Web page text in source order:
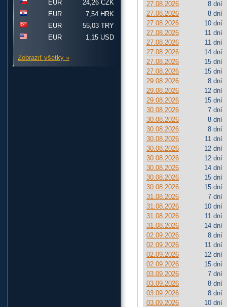
27.08.2026
8 dní
27.08.2026
8 dní
27.08.2026
10 dní
27.08.2026
11 dní
27.08.2026
11 dní
27.08.2026
14 dní
27.08.2026
15 dní
27.08.2026
15 dní
29.08.2026
8 dní
29.08.2026
12 dní
29.08.2026
15 dní
30.08.2026
7 dní
30.08.2026
8 dní
30.08.2026
8 dní
30.08.2026
11 dní
30.08.2026
12 dní
30.08.2026
12 dní
30.08.2026
14 dní
30.08.2026
15 dní
30.08.2026
15 dní
31.08.2026
7 dní
31.08.2026
10 dní
31.08.2026
11 dní
31.08.2026
14 dní
02.09.2026
8 dní
02.09.2026
11 dní
02.09.2026
12 dní
02.09.2026
15 dní
03.09.2026
7 dní
03.09.2026
8 dní
03.09.2026
8 dní
03.09.2026
10 dní
EUR
24,26 CZK
EUR
7,54 HRK
EUR
55,03 TRY
EUR
1,15 USD
Zobraziť všetky »